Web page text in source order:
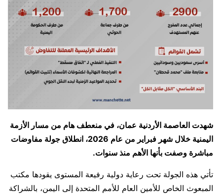
شهدت العاصمة الأردنية عمان، في منعطف هام من مسار الأزمة
اليمنية خلال شهر فبراير من عام 2026، انطلاق جولة مفاوضات
مباشرة وصفت بأنها الأهم منذ سنوات.
تأتي هذه الجولة تحت رعاية دولية رفيعة المستوى يقودها مكتب
المبعوث الخاص للأمين العام للأمم المتحدة إلى اليمن، بالشراكة